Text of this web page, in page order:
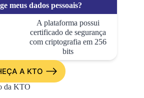
meus dados pessoais?
A plataforma possui
certificado de segurança
com criptografia em 256
bits
A KTO
da KTO